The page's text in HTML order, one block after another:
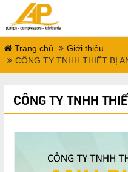
Trang chủ
Giới thiệu
CÔNG TY TNHH THIẾT BỊ
CÔNG TY TNHH